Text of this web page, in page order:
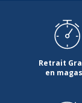
Retrait
en